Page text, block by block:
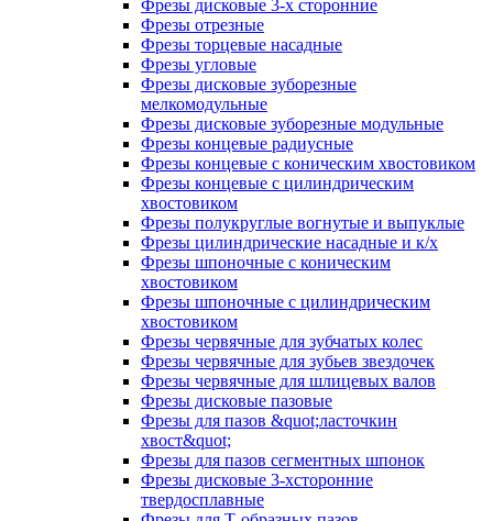
Фрезы дисковые 3-х сторонние
Фрезы отрезные
Фрезы торцевые насадные
Фрезы угловые
Фрезы дисковые зуборезные
мелкомодульные
Фрезы дисковые зуборезные модульные
Фрезы концевые радиусные
Фрезы концевые с коническим хвостовиком
Фрезы концевые с цилиндрическим
хвостовиком
Фрезы полукруглые вогнутые и выпуклые
Фрезы цилиндрические насадные и к/х
Фрезы шпоночные с коническим
хвостовиком
Фрезы шпоночные с цилиндрическим
хвостовиком
Фрезы червячные для зубчатых колес
Фрезы червячные для зубьев звездочек
Фрезы червячные для шлицевых валов
Фрезы дисковые пазовые
Фрезы для пазов &quot;ласточкин
хвост&quot;
Фрезы для пазов сегментных шпонок
Фрезы дисковые 3-хсторонние
твердосплавные